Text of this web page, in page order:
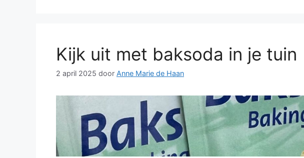
Kijk uit met baksoda in je tuin
2 april 2025 door Anne Marie de Haan